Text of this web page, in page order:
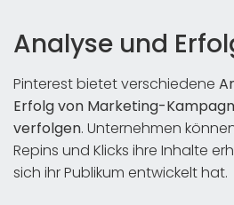
Analyse und
Pinterest bietet verschiedene
Erfolg von Marketing-
verfolgen. Unternehmen
Repins und Klicks ihre Inhalte
sich ihr Publikum entwickelt hat.